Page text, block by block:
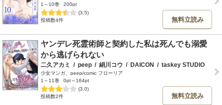
1～10巻
200pt
(3.5)
投稿数4件
無料立読み
ヤンデレ死霊術師と契約した私は死んでも溺愛
から逃げられない
二久アカミ / peep / 絹川コウ / DAICON / taskey STUDIO
少女マンガ、peep/comic フローリア
1～11巻
0pt～164pt
(3.0)
投稿数2件
無料立読み